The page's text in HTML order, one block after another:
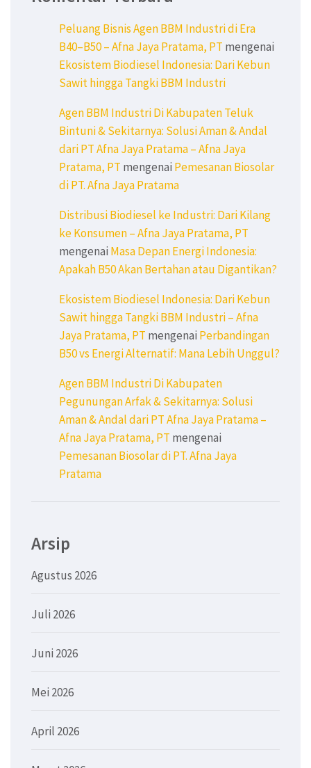
Peluang Bisnis Agen BBM Industri di Era
B40–B50 – Afna Jaya Pratama, PT mengenai
Ekosistem Biodiesel Indonesia: Dari Kebun
Sawit hingga Tangki BBM Industri
Agen BBM Industri Di Kabupaten Teluk
Bintuni & Sekitarnya: Solusi Aman & Andal
dari PT Afna Jaya Pratama – Afna Jaya
Pratama, PT mengenai Pemesanan Biosolar
di PT. Afna Jaya Pratama
Distribusi Biodiesel ke Industri: Dari Kilang
ke Konsumen – Afna Jaya Pratama, PT
mengenai Masa Depan Energi Indonesia:
Apakah B50 Akan Bertahan atau Digantikan?
Ekosistem Biodiesel Indonesia: Dari Kebun
Sawit hingga Tangki BBM Industri – Afna
Jaya Pratama, PT mengenai Perbandingan
B50 vs Energi Alternatif: Mana Lebih Unggul?
Agen BBM Industri Di Kabupaten
Pegunungan Arfak & Sekitarnya: Solusi
Aman & Andal dari PT Afna Jaya Pratama –
Afna Jaya Pratama, PT mengenai
Pemesanan Biosolar di PT. Afna Jaya
Pratama
Arsip
Agustus 2026
Juli 2026
Juni 2026
Mei 2026
April 2026